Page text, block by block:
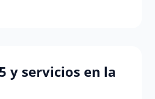
y servicios en la